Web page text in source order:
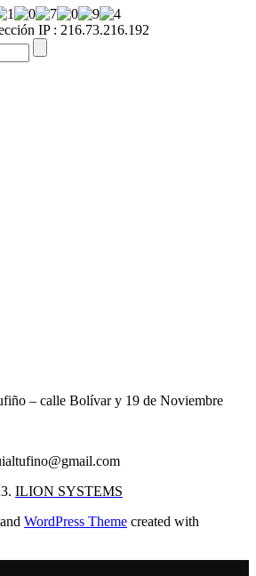
IP : 216.73.216.192
– calle Bolívar y 19 de Noviembre
ILION SYSTEMS
and WordPress Theme created with